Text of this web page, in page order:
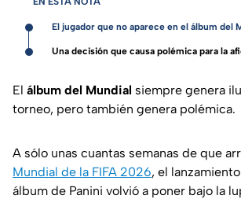
El jugador que no aparece en el álbum del
Una decisión que causa polémica para la
El álbum del Mundial siempre genera
torneo, pero también genera polémica.
A sólo unas cuantas semanas de que
Mundial de la FIFA 2026, el
álbum de Panini volvió a poner bajo la